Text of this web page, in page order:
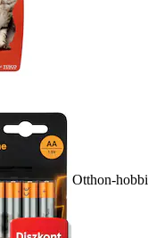
Otthon-hobbi